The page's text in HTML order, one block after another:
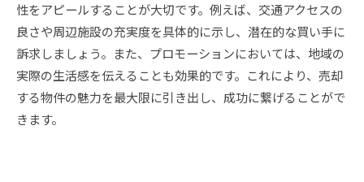
性をアピールすることが大切です。例えば、交通アクセスの
良さや周辺施設の充実度を具体的に示し、潜在的な買い手に
訴求しましょう。また、プロモーションにおいては、地域の
実際の生活感を伝えることも効果的です。これにより、売却
する物件の魅力を最大限に引き出し、成功に繋げることがで
きます。